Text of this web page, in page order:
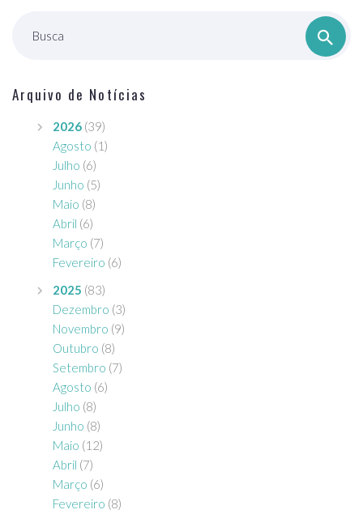
Busca
Arquivo de Notícias
2026 (39)
Agosto (1)
Julho (6)
Junho (5)
Maio (8)
Abril (6)
Março (7)
Fevereiro (6)
2025 (83)
Dezembro (3)
Novembro (9)
Outubro (8)
Setembro (7)
Agosto (6)
Julho (8)
Junho (8)
Maio (12)
Abril (7)
Março (6)
Fevereiro (8)